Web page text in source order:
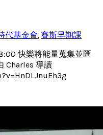
代基金會,賽斯早期課
快樂將能量蒐集並匯
Charles 導讀